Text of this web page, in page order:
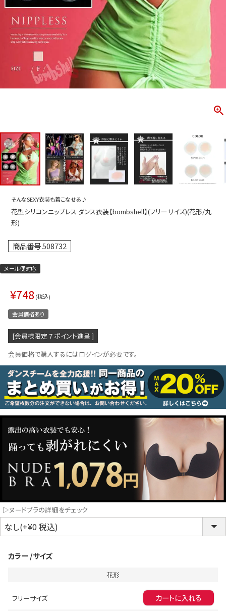
CONTENTS
ス
ス
アップ
インワン／サロペット
ード
ラ・ニップレス
LINE連携でクーポンもらえる!!
PICKUP
新作
トップス
ボトムス
セットアッ
浴衣
コスプレ
クリスマス
ランジェ
そんなSEXY衣装も着こなせる♪
花型シリコンニップレス ダンス衣装【bombshell】(フリーサイズ)(花形/丸
形)
商品番号508732
メール便対応
¥748 税込
会員価格あり
[会員様限定 7 ポイント進呈 ]
会員価格で購入するにはログインが必要です。
▷ヌードブラの詳細をチェック
カラー サイズ
花形
フリーサイズ カートに入れる